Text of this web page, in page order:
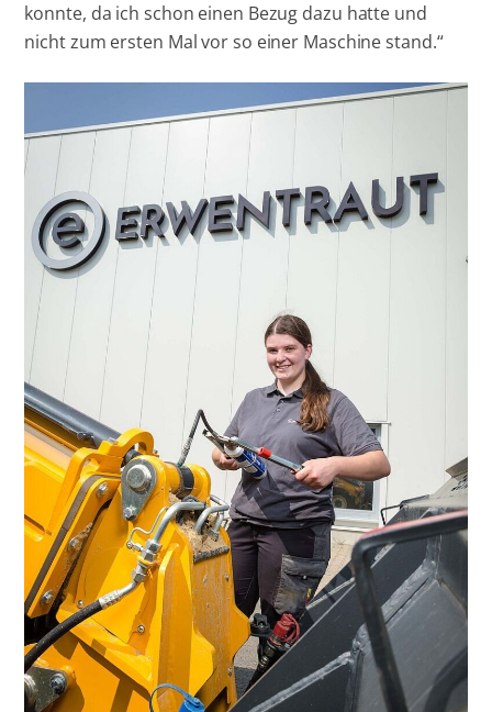
konnte, da ich schon einen Bezug dazu hatte und
nicht zum ersten Mal vor so einer Maschine stand.“